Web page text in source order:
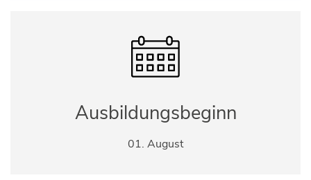
Ausbildungsbeginn
01. August